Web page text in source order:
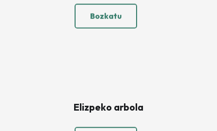
Bozkatu
Elizpeko arbola